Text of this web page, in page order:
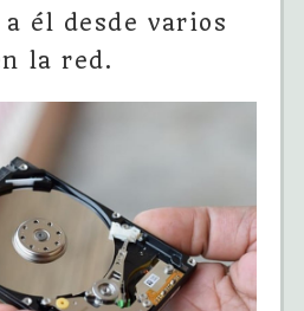
a él desde varios
la red.